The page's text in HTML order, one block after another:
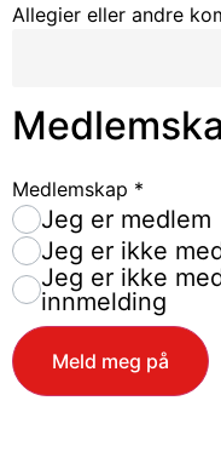
Allegier eller andre
Medlemskap *
Jeg er medlem
Jeg er ikke
Jeg er ikke
innmelding
Meld meg på